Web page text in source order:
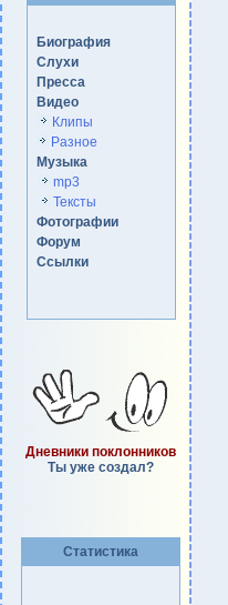
Биография
Слухи
Пресса
Видео
Клипы
Разное
Музыка
mp3
Тексты
Фотографии
Форум
Ссылки
Дневники поклонников
Ты уже создал?
Статистика